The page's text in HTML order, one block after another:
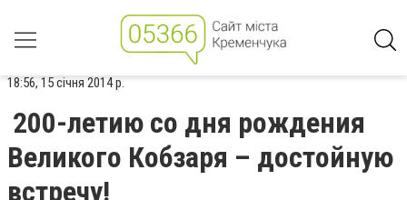
18:56, 15 січня 2014 р.
200-летию со дня рождения
Великого Кобзаря – достойную
встречу!